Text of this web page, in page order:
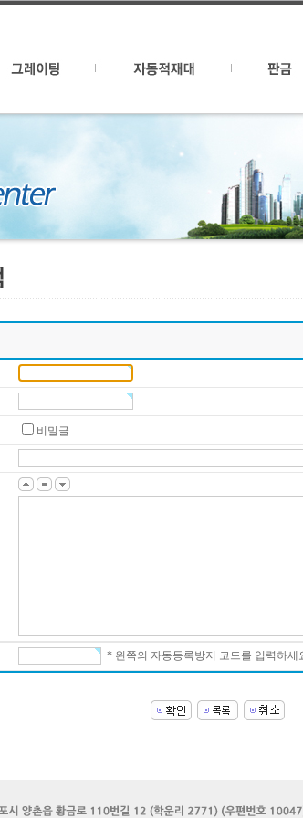
비밀글
* 왼쪽의 자동등록방지 코드를 입력하세